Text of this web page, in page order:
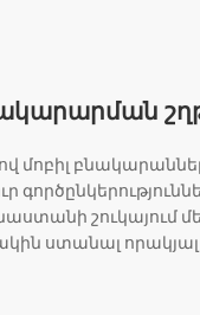
մոբիլ
շուկայում
ստանալ որակյալ